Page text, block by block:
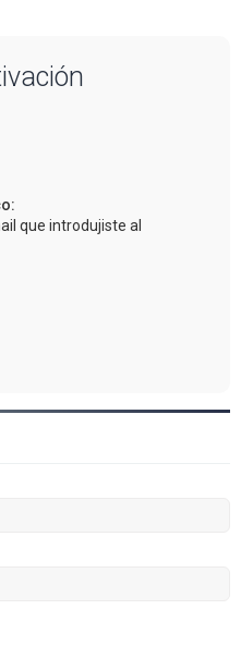
que introdujiste al